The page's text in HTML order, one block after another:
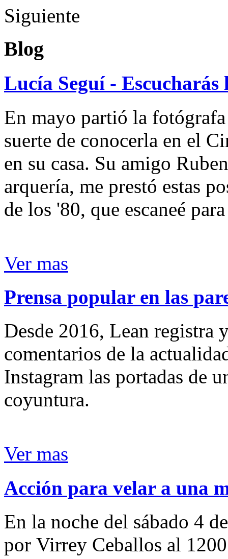
Siguiente
Blog
Lucía Seguí - Escucharás
En mayo partió la
suerte de conocerla en el
en su casa. Su amigo
arquería, me prestó estas
de los '80, que escaneé
Ver mas
Prensa popular en las
Desde 2016, Lean registra
comentarios de la
Instagram las portadas de
coyuntura.
Ver mas
Acción para velar a una
En la noche del sábado 4
por Virrey Ceballos al